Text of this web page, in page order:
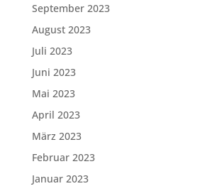
September 2023
August 2023
Juli 2023
Juni 2023
Mai 2023
April 2023
März 2023
Februar 2023
Januar 2023